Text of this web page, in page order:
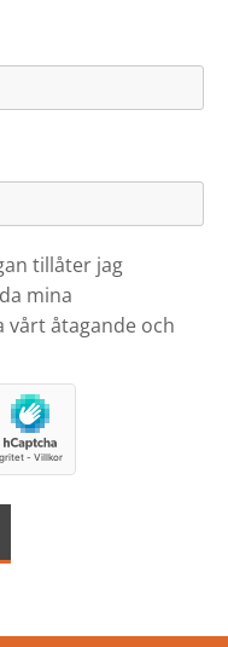
tillåter jag
mina
åtagande och